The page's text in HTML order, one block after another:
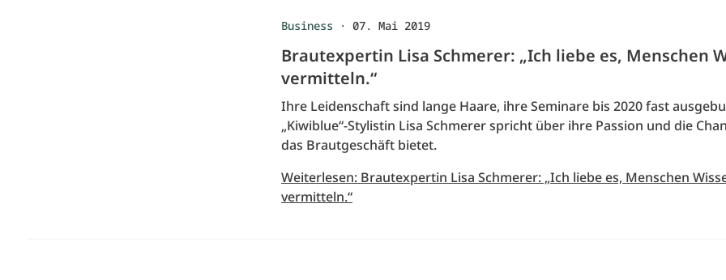
Business · 07. Mai 2019
Brautexpertin Lisa Schmerer: „Ich liebe es, Menschen
vermitteln.“
Ihre Leidenschaft sind lange Haare, ihre Seminare bis 2020 fast
„Kiwiblue“-Stylistin Lisa Schmerer spricht über ihre Passion und die
das Brautgeschäft bietet.
Weiterlesen: Brautexpertin Lisa Schmerer: „Ich liebe es, Menschen
vermitteln.“